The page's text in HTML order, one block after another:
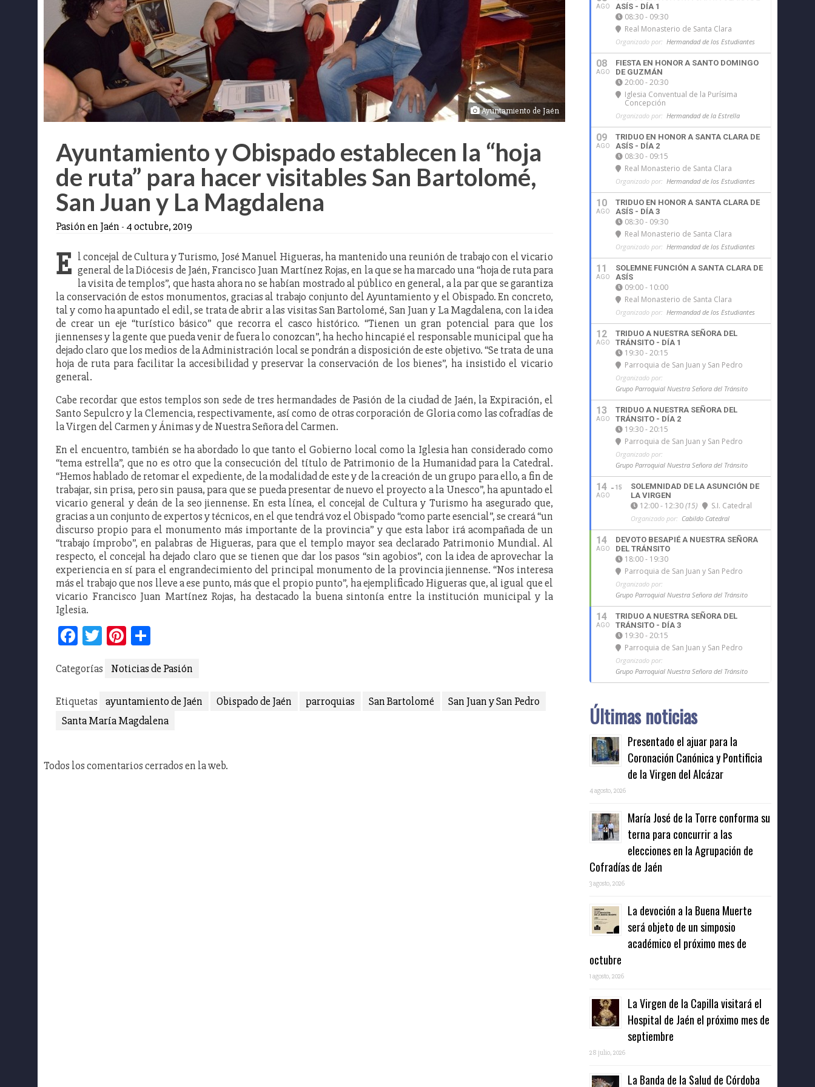
Ayuntamiento de Jaén
Ayuntamiento y Obispado establecen la “hoja
de ruta” para hacer visitables San Bartolomé,
San Juan y La Magdalena
Pasión en Jaén - 4 octubre, 2019
E l concejal de Cultura y Turismo, José Manuel Higueras, ha mantenido una reunión de trabajo con el vicario
general de la Diócesis de Jaén, Francisco Juan Martínez Rojas, en la que se ha marcado una “hoja de ruta para
la visita de templos”, que hasta ahora no se habían mostrado al público en general, a la par que se garantiza
la conservación de estos monumentos, gracias al trabajo conjunto del Ayuntamiento y el Obispado. En concreto,
tal y como ha apuntado el edil, se trata de abrir a las visitas San Bartolomé, San Juan y La Magdalena, con la idea
de crear un eje “turístico básico” que recorra el casco histórico. “Tienen un gran potencial para que los
jiennenses y la gente que pueda venir de fuera lo conozcan”, ha hecho hincapié el responsable municipal que ha
dejado claro que los medios de la Administración local se pondrán a disposición de este objetivo. “Se trata de una
hoja de ruta para facilitar la accesibilidad y preservar la conservación de los bienes”, ha insistido el vicario
general.
Cabe recordar que estos templos son sede de tres hermandades de Pasión de la ciudad de Jaén, la Expiración, el
Santo Sepulcro y la Clemencia, respectivamente, así como de otras corporación de Gloria como las cofradías de
la Virgen del Carmen y Ánimas y de Nuestra Señora del Carmen.
En el encuentro, también se ha abordado lo que tanto el Gobierno local como la Iglesia han considerado como
“tema estrella”, que no es otro que la consecución del título de Patrimonio de la Humanidad para la Catedral.
“Hemos hablado de retomar el expediente, de la modalidad de este y de la creación de un grupo para ello, a fin de
trabajar, sin prisa, pero sin pausa, para que se pueda presentar de nuevo el proyecto a la Unesco”, ha apuntado el
vicario general y deán de la seo jiennense. En esta línea, el concejal de Cultura y Turismo ha asegurado que,
gracias a un conjunto de expertos y técnicos, en el que tendrá voz el Obispado “como parte esencial”, se creará “un
discurso propio para el monumento más importante de la provincia” y que esta labor irá acompañada de un
“trabajo ímprobo”, en palabras de Higueras, para que el templo mayor sea declarado Patrimonio Mundial. Al
respecto, el concejal ha dejado claro que se tienen que dar los pasos “sin agobios”, con la idea de aprovechar la
experiencia en sí para el engrandecimiento del principal monumento de la provincia jiennense. “Nos interesa
más el trabajo que nos lleve a ese punto, más que el propio punto”, ha ejemplificado Higueras que, al igual que el
vicario Francisco Juan Martínez Rojas, ha destacado la buena sintonía entre la institución municipal y la
Iglesia.
Facebook
TwitterPinterest
Categorías Noticias de Pasión
Etiquetas ayuntamiento de Jaén Obispado de Jaén parroquias San Bartolomé
San Juan y San Pedro
Santa María Magdalena
Todos los comentarios cerrados en la web.
AGO
ASÍS - DÍA 1
08:30 - 09:30
Real Monasterio de Santa Clara
Organizado por: Hermandad de los Estudiantes
08
AGO
FIESTA EN HONOR A SANTO DOMINGO
DE GUZMÁN
20:00 - 20:30
Iglesia Conventual de la Purísima
Concepción
Organizado por: Hermandad de la Estrella
09
AGO
TRIDUO EN HONOR A SANTA CLARA DE
ASÍS - DÍA 2
08:30 - 09:15
Real Monasterio de Santa Clara
Organizado por: Hermandad de los Estudiantes
10
AGO
TRIDUO EN HONOR A SANTA CLARA DE
ASÍS - DÍA 3
08:30 - 09:30
Real Monasterio de Santa Clara
Organizado por: Hermandad de los Estudiantes
11
AGO
SOLEMNE FUNCIÓN A SANTA CLARA DE
ASÍS
09:00 - 10:00
Real Monasterio de Santa Clara
Organizado por: Hermandad de los Estudiantes
12
AGO
TRIDUO A NUESTRA SEÑORA DEL
TRÁNSITO - DÍA 1
19:30 - 20:15
Parroquia de San Juan y San Pedro
Organizado por:
Grupo Parroquial Nuestra Señora del Tránsito
13
AGO
TRIDUO A NUESTRA SEÑORA DEL
TRÁNSITO - DÍA 2
19:30 - 20:15
Parroquia de San Juan y San Pedro
Organizado por:
Grupo Parroquial Nuestra Señora del Tránsito
14
AGO
15
SOLEMNIDAD DE LA ASUNCIÓN DE
LA VIRGEN
12:00 - 12:30(15) S.I. Catedral
Organizado por: Cabildo Catedral
14
AGO
DEVOTO BESAPIÉ A NUESTRA SEÑORA
DEL TRÁNSITO
18:00 - 19:30
Parroquia de San Juan y San Pedro
Organizado por:
Grupo Parroquial Nuestra Señora del Tránsito
14
AGO
TRIDUO A NUESTRA SEÑORA DEL
TRÁNSITO - DÍA 3
19:30 - 20:15
Parroquia de San Juan y San Pedro
Organizado por:
Grupo Parroquial Nuestra Señora del Tránsito
Últimas noticias
Presentado el ajuar para la
Coronación Canónica y Pontificia
de la Virgen del Alcázar
4 agosto, 2026
María José de la Torre conforma su
terna para concurrir a las
elecciones en la Agrupación de
Cofradías de Jaén
3 agosto, 2026
La devoción a la Buena Muerte
será objeto de un simposio
académico el próximo mes de
octubre
1 agosto, 2026
La Virgen de la Capilla visitará el
Hospital de Jaén el próximo mes de
septiembre
28 julio, 2026
La Banda de la Salud de Córdoba